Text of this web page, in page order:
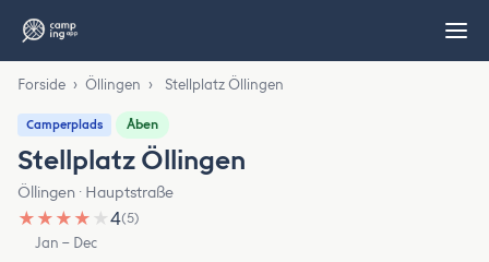
Forside › Öllingen › Stellplatz Öllingen
Camperplads Åben
Stellplatz Öllingen
Öllingen · Hauptstraße
★ ★ ★ ★ ★4(5)
Jan – Dec